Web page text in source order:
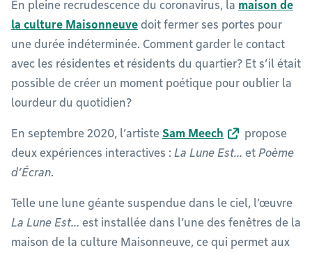
En pleine recrudescence du coronavirus, la maison de
la culture Maisonneuve doit fermer ses portes pour
une durée indéterminée. Comment garder le contact
avec les résidentes et résidents du quartier? Et s’il était
possible de créer un moment poétique pour oublier la
lourdeur du quotidien?
En septembre 2020, l’artiste Sam Meech
propose
deux expériences interactives : La Lune Est… et Poème
d’Écran.
Telle une lune géante suspendue dans le ciel, l’œuvre
La Lune Est… est installée dans l’une des fenêtres de la
maison de la culture Maisonneuve, ce qui permet aux